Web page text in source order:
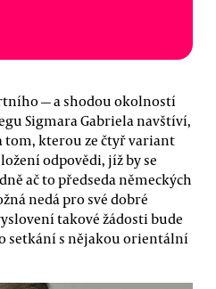
— a shodou okolností
Sigmara Gabriela navštíví,
tom, kterou ze čtyř variant
odpovědi, jíž by se
ač to předseda německých
nedá pro své dobré
takové žádosti bude
setkání s nějakou orientální